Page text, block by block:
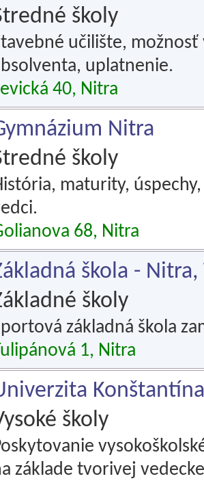
školy
učilište,
uplatnenie.
40, Nitra
Nitra
školy
maturity,
68, Nitra
škola -
školy
základná škola
1, Nitra
školy
základe tvorivej